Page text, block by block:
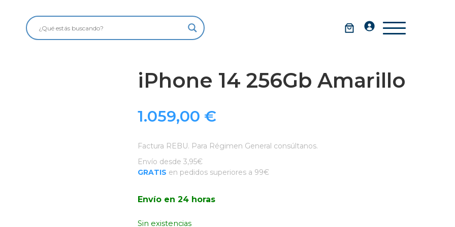
iPhone 14 256Gb Amarillo
1.059,00 €
Factura REBU. Para Régimen General consúltanos.
Envío desde 3,95€
GRATIS en pedidos superiores a 99€
Envío en 24 horas
Sin existencias